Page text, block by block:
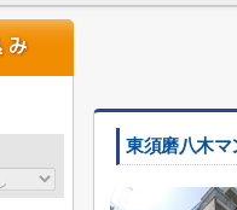
東須磨八木マ